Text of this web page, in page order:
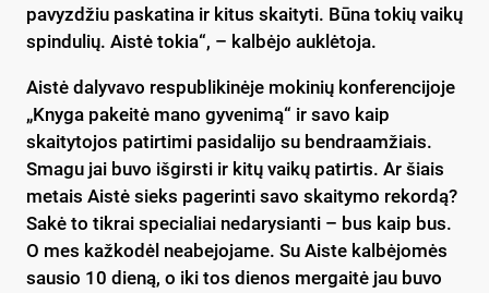
pavyzdžiu paskatina ir kitus skaityti. Būna tokių vaikų
spindulių. Aistė tokia“, – kalbėjo auklėtoja.
Aistė dalyvavo respublikinėje mokinių konferencijoje
„Knyga pakeitė mano gyvenimą“ ir savo kaip
skaitytojos patirtimi pasidalijo su bendraamžiais.
Smagu jai buvo išgirsti ir kitų vaikų patirtis. Ar šiais
metais Aistė sieks pagerinti savo skaitymo rekordą?
Sakė to tikrai specialiai nedarysianti – bus kaip bus.
O mes kažkodėl neabejojame. Su Aiste kalbėjomės
sausio 10 dieną, o iki tos dienos mergaitė jau buvo